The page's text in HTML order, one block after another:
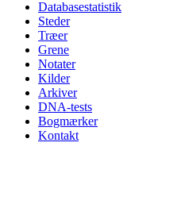
Databasestatistik
Steder
Træer
Grene
Notater
Kilder
Arkiver
DNA-tests
Bogmærker
Kontakt